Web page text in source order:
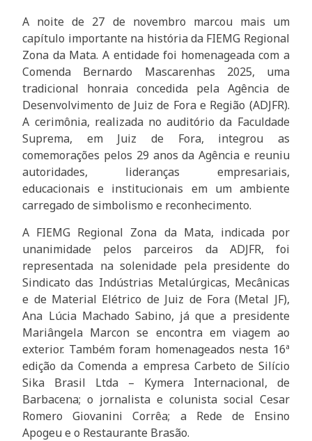
A noite de 27 de novembro marcou mais um
capítulo importante na história da FIEMG Regional
Zona da Mata. A entidade foi homenageada com a
Comenda Bernardo Mascarenhas 2025, uma
tradicional honraia concedida pela Agência de
Desenvolvimento de Juiz de Fora e Região (ADJFR).
A cerimônia, realizada no auditório da Faculdade
Suprema, em Juiz de Fora, integrou as
comemorações pelos 29 anos da Agência e reuniu
autoridades, lideranças empresariais,
educacionais e institucionais em um ambiente
carregado de simbolismo e reconhecimento.
A FIEMG Regional Zona da Mata, indicada por
unanimidade pelos parceiros da ADJFR, foi
representada na solenidade pela presidente do
Sindicato das Indústrias Metalúrgicas, Mecânicas
e de Material Elétrico de Juiz de Fora (Metal JF),
Ana Lúcia Machado Sabino, já que a presidente
Mariângela Marcon se encontra em viagem ao
exterior. Também foram homenageados nesta 16ª
edição da Comenda a empresa Carbeto de Silício
Sika Brasil Ltda – Kymera Internacional, de
Barbacena; o jornalista e colunista social Cesar
Romero Giovanini Corrêa; a Rede de Ensino
Apogeu e o Restaurante Brasão.